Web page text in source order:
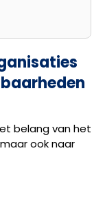
belang van het
ook naar